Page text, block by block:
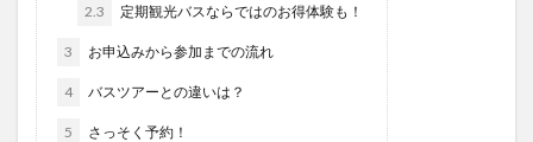
2.3 定期観光バスならではのお得体験も！
3 お申込みから参加までの流れ
4 バスツアーとの違いは？
5 さっそく予約！